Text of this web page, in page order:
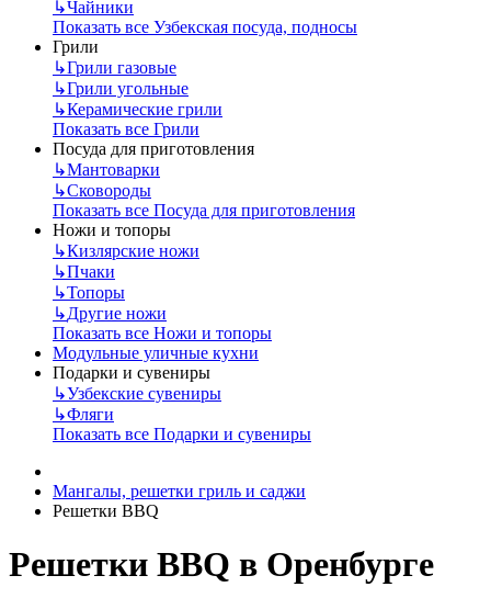
↳Чайники
Показать все Узбекская посуда, подносы
Грили
↳Грили газовые
↳Грили угольные
↳Керамические грили
Показать все Грили
Посуда для приготовления
↳Мантоварки
↳Сковороды
Показать все Посуда для приготовления
Ножи и топоры
↳Кизлярские ножи
↳Пчаки
↳Топоры
↳Другие ножи
Показать все Ножи и топоры
Модульные уличные кухни
Подарки и сувениры
↳Узбекские сувениры
↳Фляги
Показать все Подарки и сувениры
Мангалы, решетки гриль и саджи
Решетки BBQ
Решетки BBQ в Оренбурге